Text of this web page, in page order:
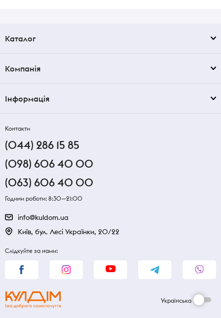
Каталог
Компанія
Інформація
Контакти
(044) 286 15 85
(098) 606 40 00
(063) 606 40 00
Години роботи: 8:30—21:00
info@kuldom.ua
Київ, бул. Лесі Українки, 20/22
Слідкуйте за нами:
Українська